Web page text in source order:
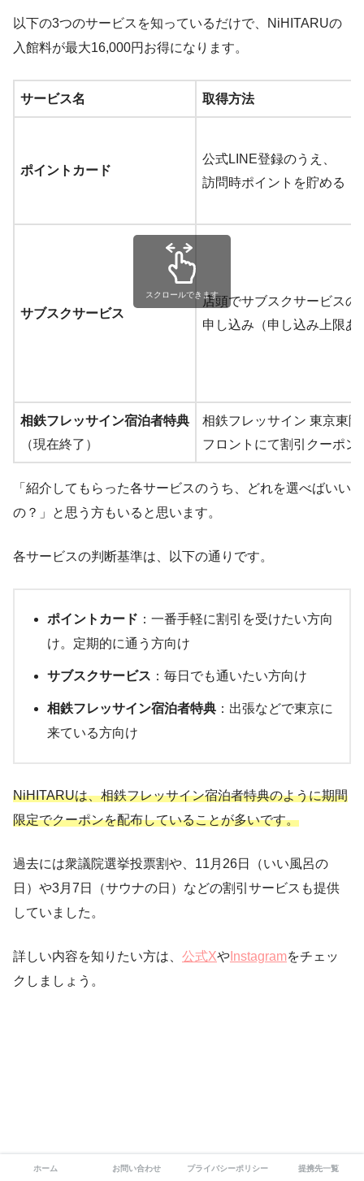
以下の3つのサービスを知っているだけで、NiHITARUの
入館料が最大16,000円お得になります。
サービス名 取得方法
ポイントカード
公式LINE登録のうえ、
訪問時ポイントを貯める
サブスクサービス
店頭でサブスクサービスの
申し込み（申し込み上限あ
相鉄フレッサイン宿泊者特典
（現在終了）
相鉄フレッサイン 東京東
フロントにて割引クーポン
スクロールできます
「紹介してもらった各サービスのうち、どれを選べばいい
の？」と思う方もいると思います。
各サービスの判断基準は、以下の通りです。
ポイントカード ：一番手軽に割引を受けたい方向
け。定期的に通う方向け
サブスクサービス ：毎日でも通いたい方向け
相鉄フレッサイン宿泊者特典 ：出張などで東京に
来ている方向け
NiHITARUは、相鉄フレッサイン宿泊者特典のように期間
限定でクーポンを配布していることが多いです。
過去には衆議院選挙投票割や、11月26日（いい風呂の
日）や3月7日（サウナの日）などの割引サービスも提供
していました。
詳しい内容を知りたい方は、 公式Xや Instagramをチェッ
クしましょう。
ホーム お問い合わせ プライバシーポリシー 提携先一覧